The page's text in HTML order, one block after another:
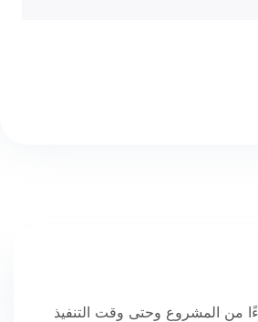
المشروع وحتى وقت التنفيذ
عملاؤنا